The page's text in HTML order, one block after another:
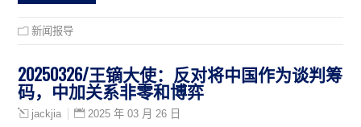
新闻报导
20250326/王镝大使：反对将中国作为谈判筹
码，中加关系非零和博弈
jackjia 2025 年 03 月 26 日